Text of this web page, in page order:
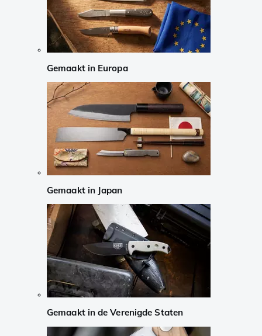
Gemaakt in Europa
Gemaakt in Japan
Gemaakt in de Verenigde Staten